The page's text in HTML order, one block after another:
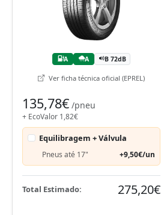
A A B 72dB
Ver ficha técnica oficial (EPREL)
135,78€ /pneu
+ EcoValor 1,82€
Equilibragem + Válvula
Pneus até 17" +9,50€/un
Total Estimado: 275,20€